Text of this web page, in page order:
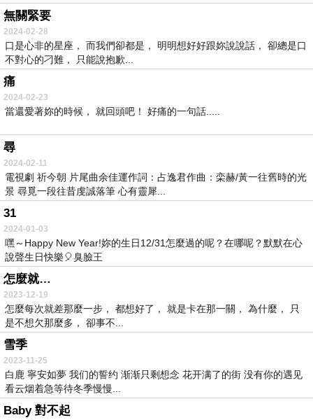
無關緊要
2024-02-28
口是心非的星座， 而我們卻都是， 明明想好好跟妳說說話， 卻總是口
不對心的刁難， 只能說抱歉...
痛
2024-02-23
當還愛著妳的時候， 就回頭吧！ 好痛的一句話.....
尋
2024-02-11
電視劇 祈今朝 片尾曲余佳運作詞：占逸君作曲：栾赫/黃一往舊時的光
景 尋覓一段往昔虔誠落筆 心有靈犀...
31
2024-01-03
嘿～Happy New Year!妳的生日12/31怎麼過的呢？在哪呢？默默在心
說聲生日快樂🎈臭臉王
怎麼就…
2023-12-19
怎麼每次就差那麼一步， 都想好了， 就是卡在那一關， 為什麼， 只
是不想欠那麼多， 卻事不...
雪季
2023-11-25
白鹿 寧安如夢 我们的誓约 渐渐只剩想念 花开满了的街 没有你的遇见
看云烟着急等待冬季慢慢...
Baby 對不起